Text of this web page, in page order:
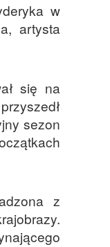
w
artysta
się na
sezon
z